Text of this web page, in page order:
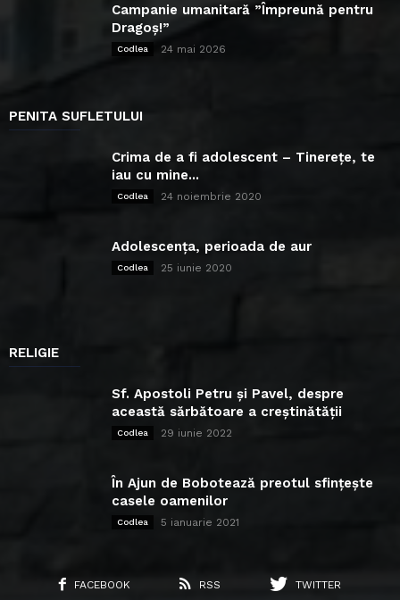
Campanie umanitară ”Împreună pentru
Dragoș!”
Codlea 24 mai 2026
PENITA SUFLETULUI
Crima de a fi adolescent – Tinerețe, te
iau cu mine...
Codlea 24 noiembrie 2020
Adolescența, perioada de aur
Codlea 25 iunie 2020
RELIGIE
Sf. Apostoli Petru și Pavel, despre
această sărbătoare a creștinătății
Codlea 29 iunie 2022
În Ajun de Bobotează preotul sfințește
casele oamenilor
Codlea 5 ianuarie 2021
FACEBOOK RSS
TWITTER